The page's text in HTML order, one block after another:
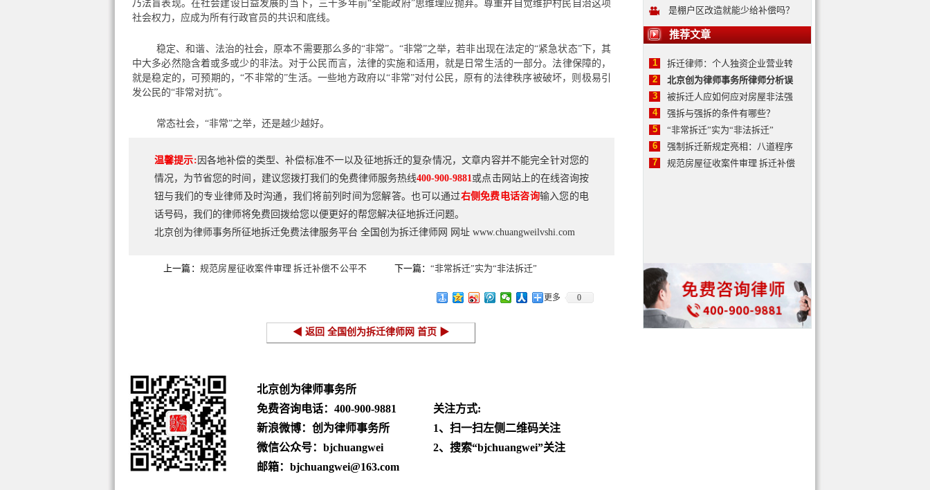
乃法盲表现。在社会建设日益发展的当下，三十多年前“全能政府”思维理应抛弃。尊重并自觉维护村民自治这项
社会权力，应成为所有行政官员的共识和底线。
稳定、和谐、法治的社会，原本不需要那么多的“非常”。“非常”之举，若非出现在法定的“紧急状态”下，其
中大多必然隐含着或多或少的非法。对于公民而言，法律的实施和适用，就是日常生活的一部分。法律保障的，
就是稳定的，可预期的，“不非常的”生活。一些地方政府以“非常”对付公民，原有的法律秩序被破坏，则极易引
发公民的“非常对抗”。
常态社会，“非常”之举，还是越少越好。
温馨提示: 因各地补偿的类型、补偿标准不一以及征地拆迁的复杂情况，文章内容并不能完全针对您的
情况，为节省您的时间，建议您拨打我们的免费律师服务热线400-900-9881或点击网站上的在线咨询按
钮与我们的专业律师及时沟通，我们将前列时间为您解答。也可以通过右侧免费电话咨询输入您的电
话号码，我们的律师将免费回拨给您以便更好的帮您解决征地拆迁问题。
北京创为律师事务所征地拆迁免费法律服务平台 全国创为拆迁律师网 网址 www.chuangweilvshi.com
上一篇： 规范房屋征收案件审理 拆迁补偿不公平不 下一篇： “非常拆迁”实为“非法拆迁”
更多 0
◀ 返回 全国创为拆迁律师网 首页 ▶
北京创为律师事务所
免费咨询电话： 400-900-9881
新浪微博：创为律师事务所
微信公众号：bjchuangwei
邮箱：bjchuangwei@163.com
关注方式:
1、扫一扫左侧二维码关注
2、搜索“bjchuangwei”关注
是棚户区改造就能少给补偿吗？
推荐文章
1
拆迁律师：个人独资企业营业转
2
北京创为律师事务所律师分析误
3
被拆迁人应如何应对房屋非法强
4
强拆与强拆的条件有哪些？
5
“非常拆迁”实为“非法拆迁”
6
强制拆迁新规定亮相：八道程序
7
规范房屋征收案件审理 拆迁补偿